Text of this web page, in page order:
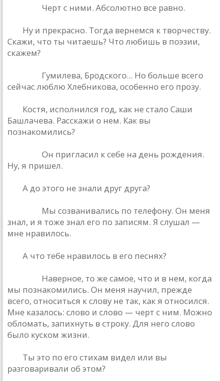
Черт с ними. Абсолютно все равно.
Ну и прекрасно. Тогда вернемся к творчеству.
Скажи, что ты читаешь? Что любишь в поэзии,
скажем?
Гумилева, Бродского... Но больше всего
сейчас люблю Хлебникова, особенно его прозу.
Костя, исполнился год, как не стало Саши
Башлачева. Расскажи о нем. Как вы
познакомились?
Он пригласил к себе на день рождения.
Ну, я пришел.
А до этого не знали друг друга?
Мы созванивались по телефону. Он меня
знал, и я тоже знал его по записям. Я слушал —
мне нравилось.
А что тебе нравилось в его песнях?
Наверное, то же самое, что и в нем, когда
мы познакомились. Он меня научил, прежде
всего, относиться к слову не так, как я относился.
Мне казалось: слово и слово — черт с ним. Можно
обломать, запихнуть в строку. Для него слово
было куском жизни.
Ты это по его стихам видел или вы
разговаривали об этом?